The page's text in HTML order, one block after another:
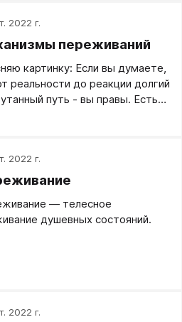
2022 г.
переживаний
картинку: Если вы думаете,
реальности до реакции долгий
путь - вы правы. Есть
так внутренних. Итак.
произошло. Ну например на
вашем кармане нет мобильного
Это - некоторая
2022 г.
— телесное
душевных состояний.
2022 г.